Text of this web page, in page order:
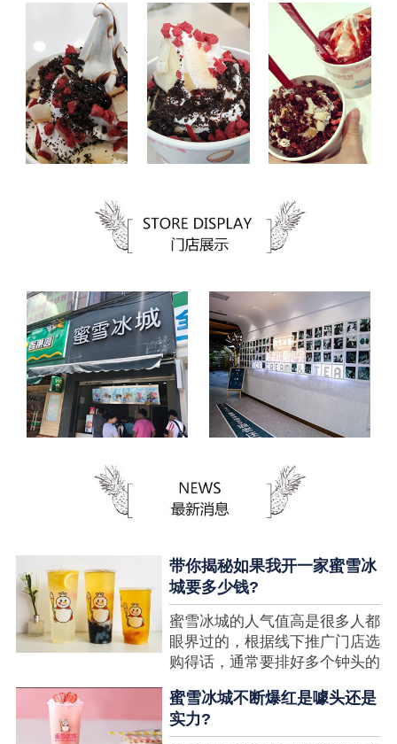
带你揭秘如果我开一家蜜雪冰
城要多少钱?
蜜雪冰城的人气值高是很多人都
眼界过的，根据线下推广门店选
购得话，通常要排好多个钟头的
想要排长队，为的便是那一杯令
人挂念的蜜雪冰城。顾客喜爱的
蜜雪冰城不断爆红是噱头还是
实力?